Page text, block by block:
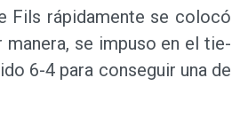
Fils rápidamente se colocó
se impuso en el tie-
6-4 para conseguir una de